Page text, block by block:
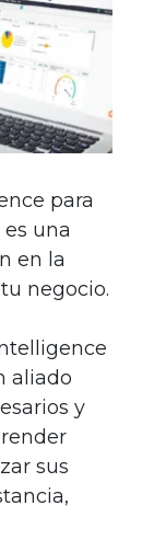
para
una
en la
negocio.
aliado
y
sus